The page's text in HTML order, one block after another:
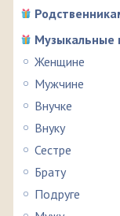
Музыкальные
Женщине
Мужчине
Внучке
Внуку
Сестре
Брату
Подруге